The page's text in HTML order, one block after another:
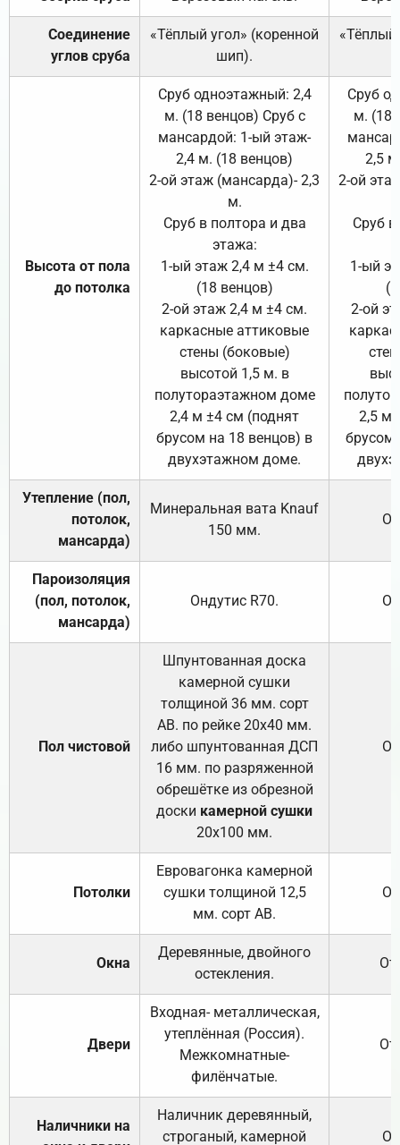
Соединение
углов сруба
«Тёплый угол» (коренной
шип).
«Тёплый
Высота от пола
до потолка
Сруб одноэтажный: 2,4
м. (18 венцов) Сруб с
мансардой: 1-ый этаж-
2,4 м. (18 венцов)
2-ой этаж (мансарда)- 2,3
м.
Сруб в полтора и два
этажа:
1-ый этаж 2,4 м ±4 см.
(18 венцов)
2-ой этаж 2,4 м ±4 см.
каркасные аттиковые
стены (боковые)
высотой 1,5 м. в
полутораэтажном доме
2,4 м ±4 см (поднят
брусом на 18 венцов) в
двухэтажном доме.
Сруб
м. (18
2,5
2-ой
Сруб
1-ый
2-ой
2,5 м
брусом
Утепление (пол,
потолок,
мансарда)
Минеральная вата Knauf
150 мм.
Пароизоляция
(пол, потолок,
мансарда)
Ондутис R70.
Пол чистовой
Шпунтованная доска
камерной сушки
толщиной 36 мм. сорт
АВ. по рейке 20х40 мм.
либо шпунтованная ДСП
16 мм. по разряженной
обрешётке из обрезной
доски камерной сушки
20х100 мм.
Потолки
Евровагонка камерной
сушки толщиной 12,5
мм. сорт АВ.
Окна
Деревянные, двойного
остекления.
Двери
Входная- металлическая,
утеплённая (Россия).
Межкомнатные-
филёнчатые.
Наличники на
Наличник деревянный,
строганый, камерной